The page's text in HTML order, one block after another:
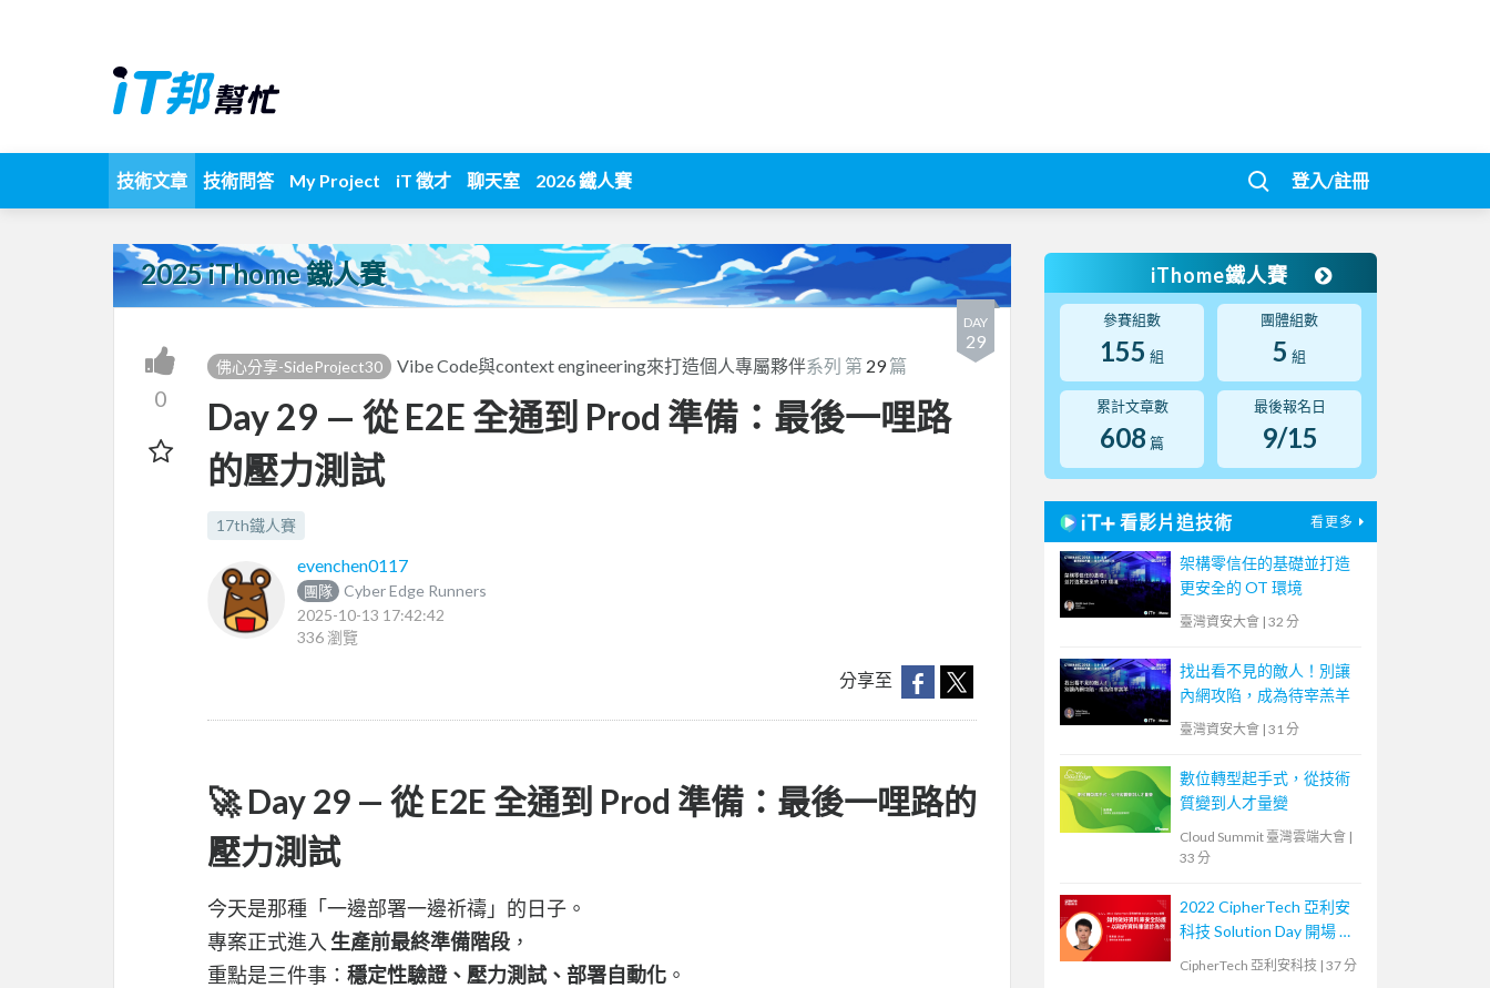
技術文章 技術問答 My Project iT 徵才 聊天室 2026 鐵人賽 登入/註冊
2025 iThome 鐵人賽
DAY
29
0
佛心分享-SideProject30 Vibe Code與context engineering來打造個人專屬夥伴系列 第 29篇
Day 29 — 從 E2E 全通到 Prod 準備：最後一哩路
的壓力測試
17th鐵人賽
evenchen0117
團隊
Cyber Edge Runners
2025-10-13 17:42:42
336 瀏覽
分享至
🚀 Day 29 — 從 E2E 全通到 Prod 準備：最後一哩路的
壓力測試
今天是那種「一邊部署一邊祈禱」的日子。
專案正式進入 生產前最終準備階段 ，
重點是三件事： 穩定性驗證、壓力測試、部署自動化 。
iThome鐵人賽
參賽組數
155 組
團體組數
5 組
累計文章數
608 篇
最後報名日
9/15
看影片追技術 看更多
架構零信任的基礎並打造
更安全的 OT 環境
臺灣資安大會 | 32 分
找出看不見的敵人！別讓
內網攻陷，成為待宰羔羊
臺灣資安大會 | 31 分
數位轉型起手式，從技術
質變到人才量變
Cloud Summit 臺灣雲端大會 |
33 分
2022 CipherTech 亞利安
科技 Solution Day 開場 &
議程 - 如何做好資料庫安
CipherTech 亞利安科技 | 37 分